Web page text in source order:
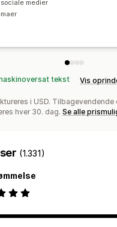
Maildomæner
af mailadresser
og webhooks
medier
tekst Vis
i USD.
hver 30. dag. Se alle
(1.331)